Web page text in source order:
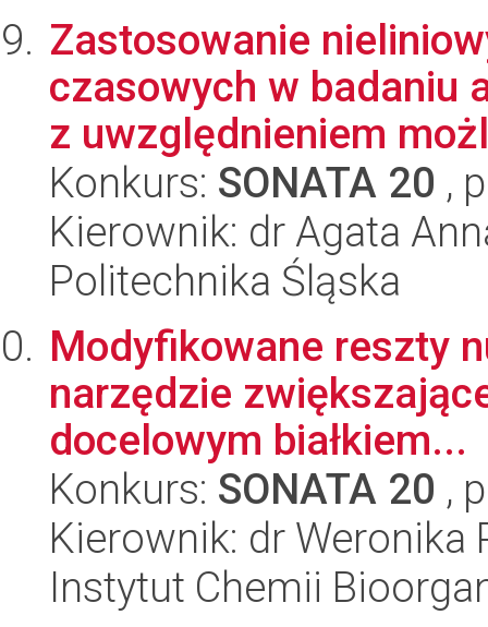
Zastosowanie
czasowych w badaniu
z uwzględnieniem
Konkurs: SONATA 20 ,
Kierownik: dr Agata
Politechnika Śląska
Modyfikowane reszty
narzędzie
docelowym białkiem...
Konkurs: SONATA 20 ,
Kierownik: dr Weronika
Instytut Chemii